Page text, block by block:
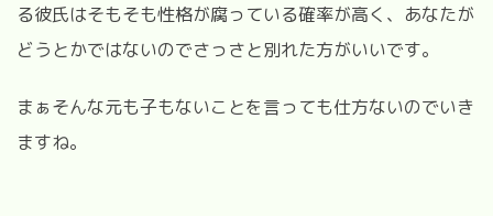
る彼氏はそもそも性格が腐っている確率が高く、あなたが
どうとかではないのでさっさと別れた方がいいです。
まぁそんな元も子もないことを言っても仕方ないのでいき
ますね。